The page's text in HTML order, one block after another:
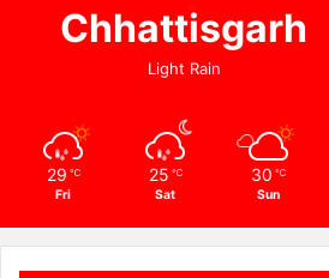
Chhattisgarh
Light Rain
29 ℃
Fri
25 ℃
Sat
30 ℃
Sun